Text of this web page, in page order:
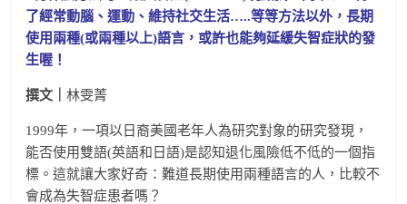
了經常動腦、運動、維持社交生活…..等等方法以外，長期
使用兩種(或兩種以上)語言，或許也能夠延緩失智症狀的發
生喔！
撰文｜林雯菁
1999年，一項以日裔美國老年人為研究對象的研究發現，
能否使用雙語(英語和日語)是認知退化風險低不低的一個指
標。這就讓大家好奇：難道長期使用兩種語言的人，比較不
會成為失智症患者嗎？